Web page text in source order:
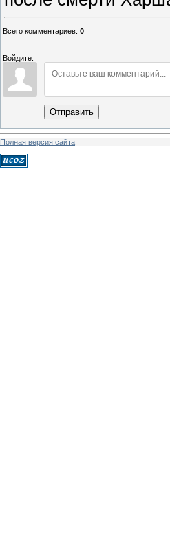
Всего комментариев: 0
Войдите:
Отправить
Полная версия сайта